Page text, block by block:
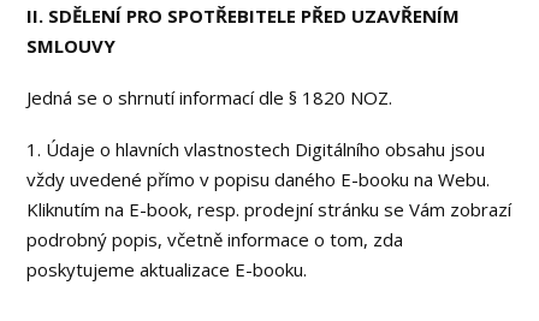
II. SDĚLENÍ PRO SPOTŘEBITELE PŘED UZAVŘENÍM
SMLOUVY
Jedná se o shrnutí informací dle § 1820 NOZ.
1. Údaje o hlavních vlastnostech Digitálního obsahu jsou
vždy uvedené přímo v popisu daného E-booku na Webu.
Kliknutím na E-book, resp. prodejní stránku se Vám zobrazí
podrobný popis, včetně informace o tom, zda
poskytujeme aktualizace E-booku.